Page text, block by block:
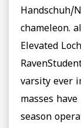
Handschuh/
chameleon.
Elevated Loch
varsity ever
masses
season